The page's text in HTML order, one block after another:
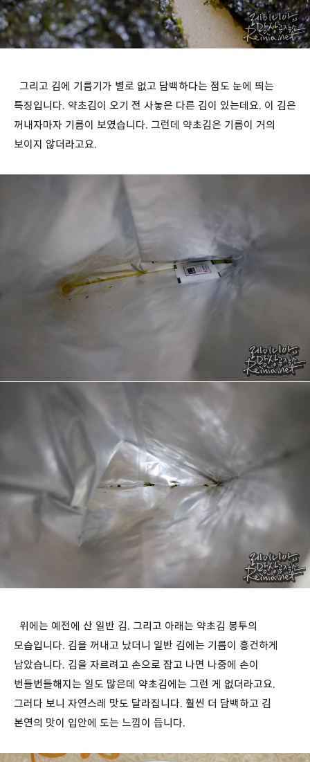
그리고 김에 기름기가 별로 없고 담백하다는 점도 눈에 띄는
특징입니다. 약초김이 오기 전 사놓은 다른 김이 있는데요. 이 김은
꺼내자마자 기름이 보였습니다. 그런데 약초김은 기름이 거의
보이지 않더라고요.
위에는 예전에 산 일반 김. 그리고 아래는 약초김 봉투의
모습입니다. 김을 꺼내고 났더니 일반 김에는 기름이 흥건하게
남았습니다. 김을 자르려고 손으로 잡고 나면 나중에 손이
번들번들해지는 일도 많은데 약초김에는 그런 게 없더라고요.
그러다 보니 자연스레 맛도 달라집니다. 훨씬 더 담백하고 김
본연의 맛이 입안에 도는 느낌이 듭니다.